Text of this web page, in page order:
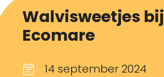
Walvisweetjes bij
Ecomare
14 september 2024